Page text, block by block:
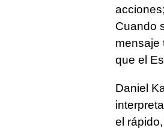
Cuando
mensaje
que el
Daniel
el